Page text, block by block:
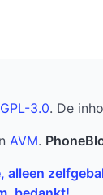
GPL-3.0. De
AVM.
alleen